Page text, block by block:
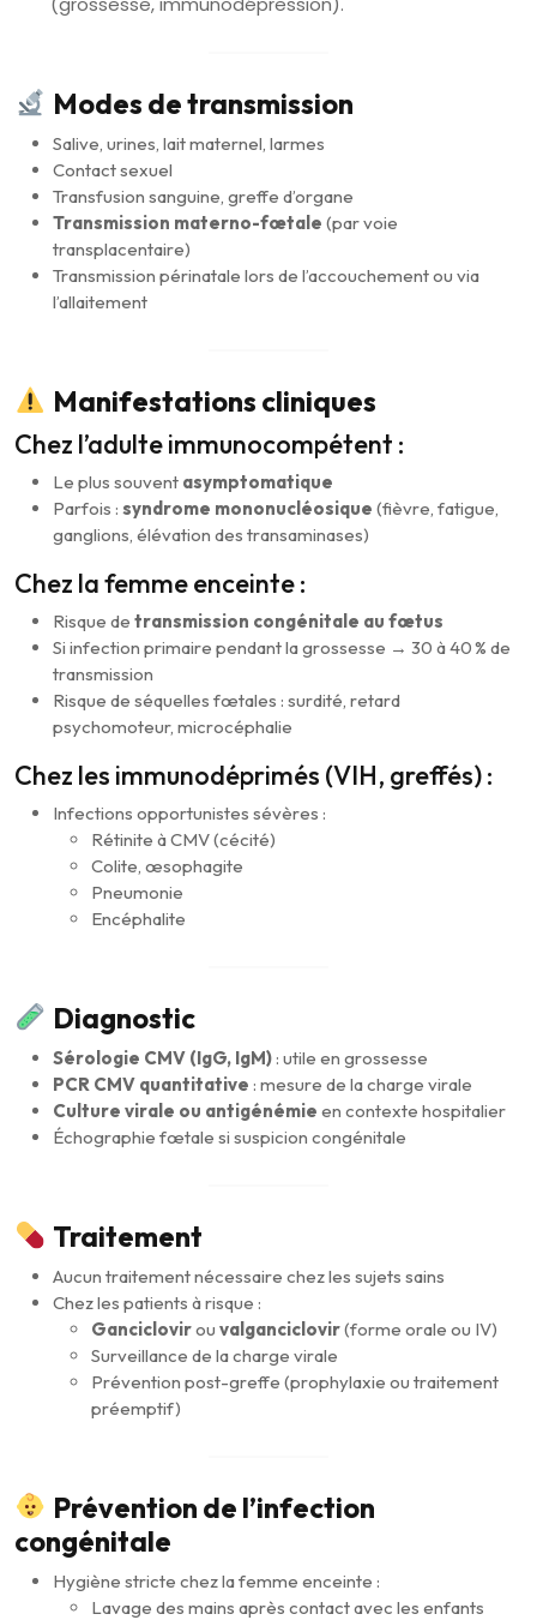
Modes de transmission
Salive, urines, lait maternel, larmes
Contact sexuel
Transfusion sanguine, greffe d’organe
Transmission materno-fœtale (par voie
transplacentaire)
Transmission périnatale lors de l’accouchement ou via
l’allaitement
Manifestations cliniques
Chez l’adulte immunocompétent :
Le plus souvent asymptomatique
Parfois : syndrome mononucléosique (fièvre, fatigue,
ganglions, élévation des transaminases)
Chez la femme enceinte :
Risque de transmission congénitale au fœtus
Si infection primaire pendant la grossesse → 30 à 40 % de
transmission
Risque de séquelles fœtales : surdité, retard
psychomoteur, microcéphalie
Chez les immunodéprimés (VIH, greffés) :
Infections opportunistes sévères :
Rétinite à CMV (cécité)
Colite, œsophagite
Pneumonie
Encéphalite
Diagnostic
Sérologie CMV (IgG, IgM) : utile en grossesse
PCR CMV quantitative : mesure de la charge virale
Culture virale ou antigénémie en contexte hospitalier
Échographie fœtale si suspicion congénitale
Traitement
Aucun traitement nécessaire chez les sujets sains
Chez les patients à risque :
Ganciclovirou valganciclovir(forme orale ou IV)
Surveillance de la charge virale
Prévention post-greffe (prophylaxie ou traitement
préemptif)
Prévention de l’infection
congénitale
Hygiène stricte chez la femme enceinte :
Lavage des mains après contact avec les enfants